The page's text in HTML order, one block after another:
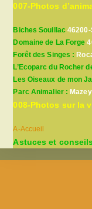
007-Photos
Biches Souillac46200-
Domaine de La Forge
Forêt des Singes :
L’Ecoparc du Rocher
Les Oiseaux de mon
Parc Animalier :
008-Photos sur la
A-Accueil
Astuces et